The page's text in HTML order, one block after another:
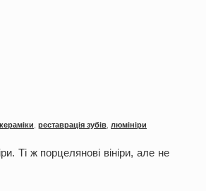
реставрація зубів люмініри
Ті ж порцелянові вініри, але не